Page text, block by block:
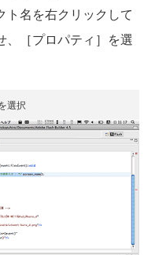
ト名を右クリックして
、［プロパティ］を選
選択